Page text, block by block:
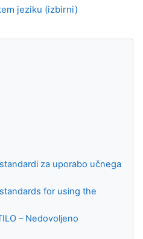
jeziku (izbirni)
za uporabo učnega
for using the
– Nedovoljeno